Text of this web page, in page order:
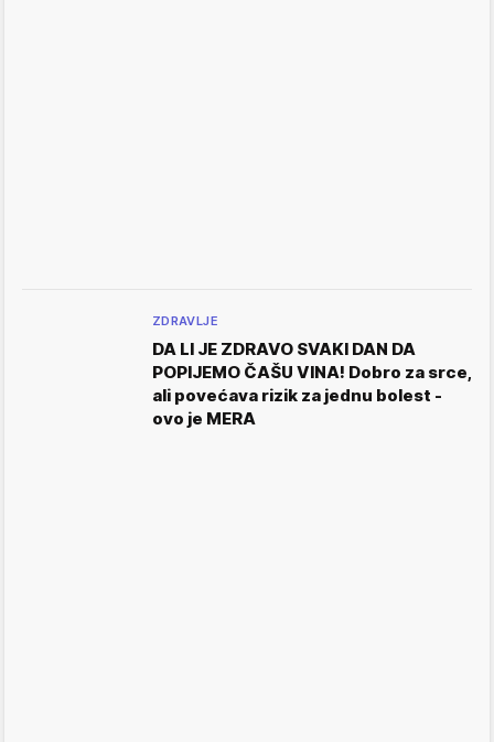
ZDRAVLJE
DA LI JE ZDRAVO SVAKI DAN DA
POPIJEMO ČAŠU VINA! Dobro za srce,
ali povećava rizik za jednu bolest -
ovo je MERA